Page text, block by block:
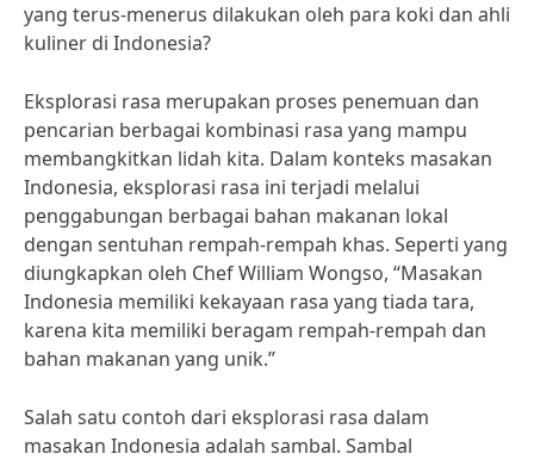
yang terus-menerus dilakukan oleh para koki dan ahli
kuliner di Indonesia?
Eksplorasi rasa merupakan proses penemuan dan
pencarian berbagai kombinasi rasa yang mampu
membangkitkan lidah kita. Dalam konteks masakan
Indonesia, eksplorasi rasa ini terjadi melalui
penggabungan berbagai bahan makanan lokal
dengan sentuhan rempah-rempah khas. Seperti yang
diungkapkan oleh Chef William Wongso, “Masakan
Indonesia memiliki kekayaan rasa yang tiada tara,
karena kita memiliki beragam rempah-rempah dan
bahan makanan yang unik.”
Salah satu contoh dari eksplorasi rasa dalam
masakan Indonesia adalah sambal. Sambal